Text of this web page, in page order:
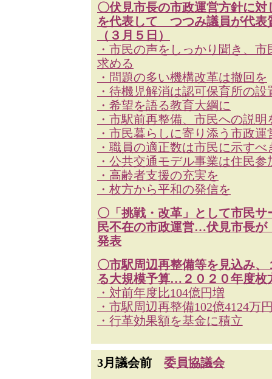
〇伏見市長の市政運営方針に
を代表して つつみ議員が代表
（３月５日）
・市民の声をしっかり聞き、
求める
・問題の多い機構改革は撤回を
・待機児解消は認可保育所の設
・希望を語る教育大綱に
・市駅前再整備、市民への説明
・市民暮らしに寄り添う市政運
・職員の適正数は市民に示すべ
・公共交通モデル事業は住民参
・高齢者支援の充実を
・枚方から平和の発信を
〇「挑戦・改革」として市民
民不在の市政運営…伏見市長が
発表
〇市駅周辺再整備等を見込み
る大規模予算…２０２０年度枚
・対前年度比104億円増
・市駅周辺再整備102億4124万
・行革効果額を基金に積立
3月議会前 委員協議会